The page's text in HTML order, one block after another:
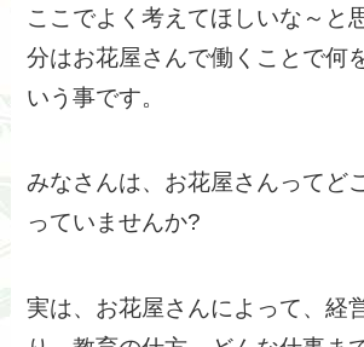
ここでよく考えてほしいな～と
分はお花屋さんで働くことで何
いう事です。
みなさんは、お花屋さんってど
っていませんか?
実は、お花屋さんによって、経